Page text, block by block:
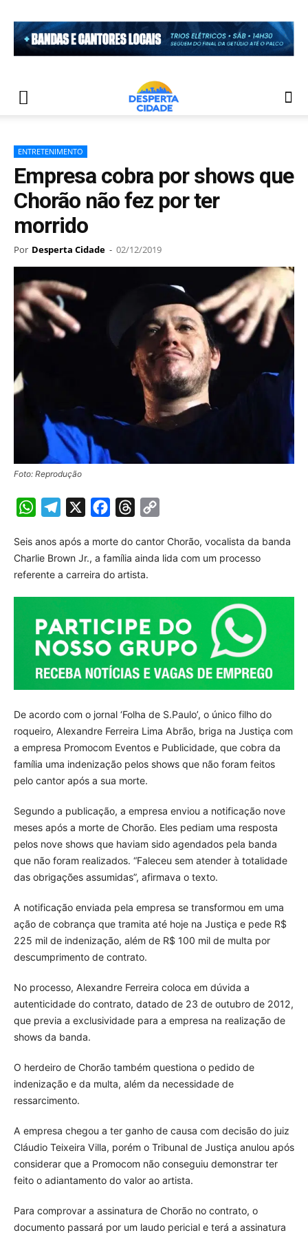
ENTRETENIMENTO
Empresa cobra por shows que
Chorão não fez por ter
morrido
Por Desperta Cidade - 02/12/2019
Foto: Reprodução
WhatsAppTelegram FacebookThreads
Seis anos após a morte do cantor Chorão, vocalista da banda
Charlie Brown Jr., a família ainda lida com um processo
referente a carreira do artista.
De acordo com o jornal ‘Folha de S.Paulo’, o único filho do
roqueiro, Alexandre Ferreira Lima Abrão, briga na Justiça com
a empresa Promocom Eventos e Publicidade, que cobra da
família uma indenização pelos shows que não foram feitos
pelo cantor após a sua morte.
Segundo a publicação, a empresa enviou a notificação nove
meses após a morte de Chorão. Eles pediam uma resposta
pelos nove shows que haviam sido agendados pela banda
que não foram realizados. “Faleceu sem atender à totalidade
das obrigações assumidas”, afirmava o texto.
A notificação enviada pela empresa se transformou em uma
ação de cobrança que tramita até hoje na Justiça e pede R$
225 mil de indenização, além de R$ 100 mil de multa por
descumprimento de contrato.
No processo, Alexandre Ferreira coloca em dúvida a
autenticidade do contrato, datado de 23 de outubro de 2012,
que previa a exclusividade para a empresa na realização de
shows da banda.
O herdeiro de Chorão também questiona o pedido de
indenização e da multa, além da necessidade de
ressarcimento.
A empresa chegou a ter ganho de causa com decisão do juiz
Cláudio Teixeira Villa, porém o Tribunal de Justiça anulou após
considerar que a Promocom não conseguiu demonstrar ter
feito o adiantamento do valor ao artista.
Para comprovar a assinatura de Chorão no contrato, o
documento passará por um laudo pericial e terá a assinatura